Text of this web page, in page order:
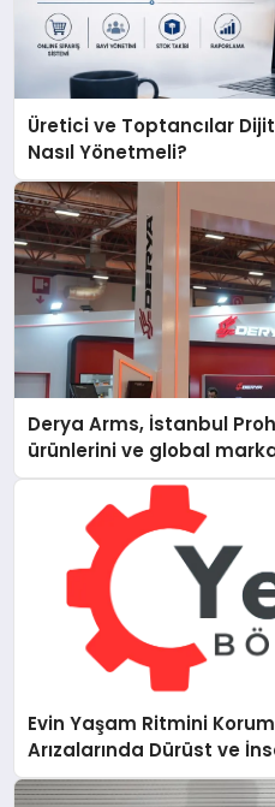
Üretici ve Toptancılar
Nasıl Yönetmeli?
Derya Arms, İstanbul
ürünlerini ve global
Evin Yaşam Ritmini
Arızalarında Dürüst ve